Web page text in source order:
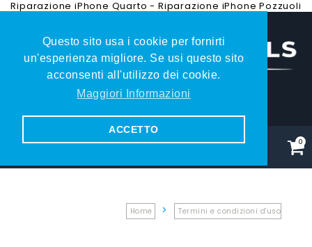
Questo sito usa i cookie per fornirti
un'esperienza migliore. Se usi questo sito
acconsenti all'utilizzo dei cookie.
Maggiori Informazioni
ACCETTO
Riparazione iPhone Quarto - Riparazione iPhone Pozzuoli
0
Home Termini e condizioni d'uso